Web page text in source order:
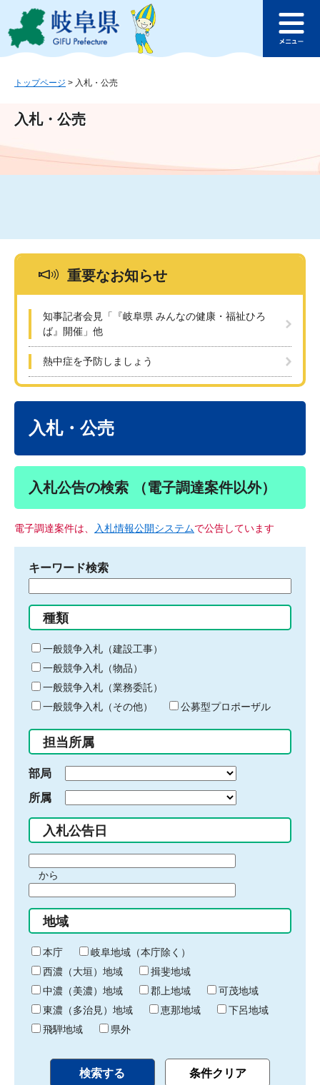
ジ
ュ
文
このページの本文へ
ュ
トップページ > 入札・公売
入札・公売
重要なお知らせ
知事記者会見「『岐阜県 みんなの健康・福祉ひろ
ば』開催」他
熱中症を予防しましょう
入札・公売
入札公告の検索 （電子調達案件以外）
電子調達案件は、 入札情報公開システムで公告しています
キーワード検索
る
キ
ー
ワ
ー
ド
入
力
種類
一般競争入札（建設工事）
一般競争入札（物品）
一般競争入札（業務委託）
一般競争入札（その他）
公募型プロポーザル
担当所属
部局
所属
入札公告日
間
始
り
から
間
終
わ
り
地域
本庁
岐阜地域（本庁除く）
西濃（大垣）地域
揖斐地域
中濃（美濃）地域
郡上地域
可茂地域
東濃（多治見）地域
恵那地域
下呂地域
飛騨地域
県外